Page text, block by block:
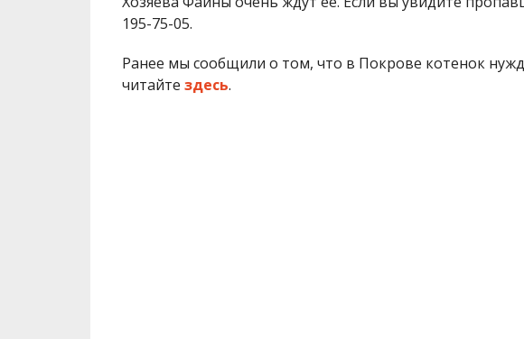
195-75-05.
Ранее мы сообщили о том, что в Покрове котенок
читайте здесь.